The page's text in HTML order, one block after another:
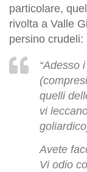
particolare,
rivolta a Valle
persino crudeli:
“Adesso
(compresi
quelli
vi
Avete
Vi odio